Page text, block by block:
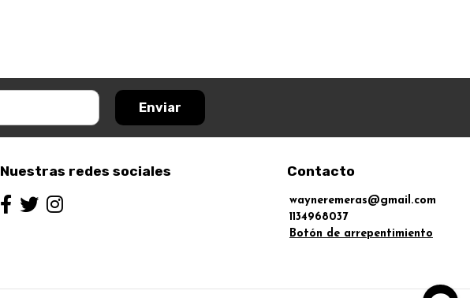
Enviar
Nuestras redes sociales Contacto
wayneremeras@gmail.com
1134968037
Botón de arrepentimiento